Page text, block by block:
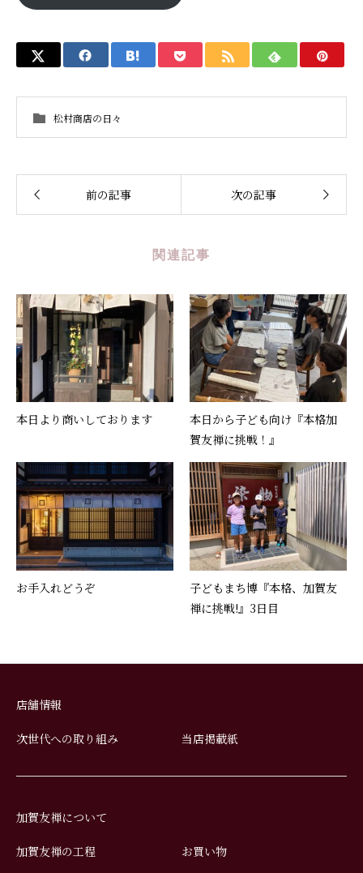
松村商店の日々
前の記事 次の記事
関連記事
本日より商いしております
本日から子ども向け『本格加
賀友禅に挑戦！』
お手入れどうぞ
子どもまち博『本格、加賀友
禅に挑戦!』3日目
店舗情報
次世代への取り組み 当店掲載紙
加賀友禅について
加賀友禅の工程 お買い物